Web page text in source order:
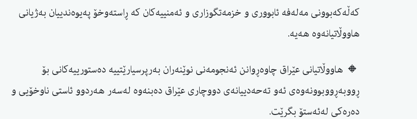
کەڵەکەبوونی مەلەفە ئابووری و خزمەتگوزاری و ئەمنییەکان کە ڕاستەوخۆ پەیوەندییان بەژیانی
هاووڵاتیانەوە هەیە.
🔸 هاووڵاتیانی عێراق چاوەڕوانن ئەنجومەنی نوێنەران بەرپرسیارێتییە دەستورییەکانی بۆ
ڕووبەڕووبوونەوەی ئەو تەحەدییانەی دووچاری عێراق دەبنەوە لەسەر هەردوو ئاستی ناوخۆیی و
دەرەکی لەئەستۆ بگرێت.